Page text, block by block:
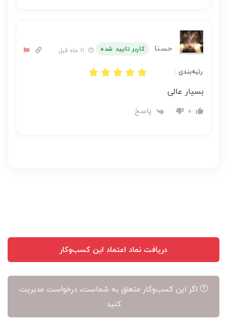
حسنا کاربر تایید شده
رتبه‌بندی :
بسیار عالی
0 پاسخ
دریافت نماد اعتماد این کسب‌وکار
اگر این کسب‌وکار متعلق به شماست، درخواست مدیریت
کنید